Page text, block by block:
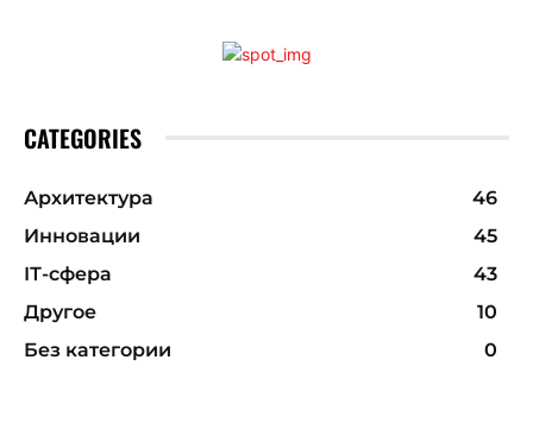
CATEGORIES
Архитектура
46
Инновации
45
ІТ-сфера
43
Другое
10
Без категории
0